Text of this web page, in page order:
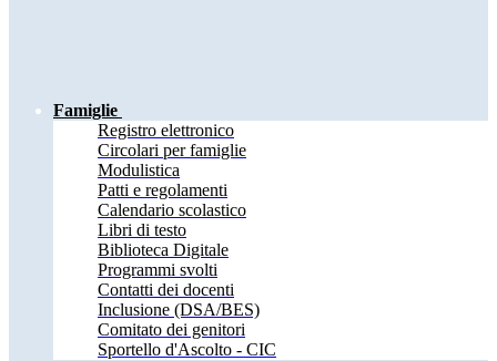
Famiglie
Registro elettronico
Circolari per famiglie
Modulistica
Patti e regolamenti
Calendario scolastico
Libri di testo
Biblioteca Digitale
Programmi svolti
Contatti dei docenti
Inclusione (DSA/BES)
Comitato dei genitori
Sportello d'Ascolto - CIC